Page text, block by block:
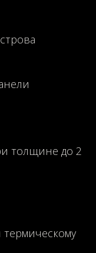
толщине до 2